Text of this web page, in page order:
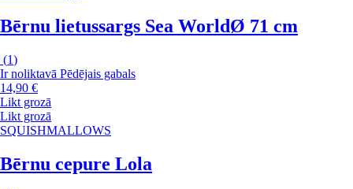
Bērnu lietussargs Sea WorldØ 71 cm
(1)
Ir noliktavā Pēdējais gabals
14,90 €
Likt grozā
Likt grozā
SQUISHMALLOWS
Bērnu cepure Lola